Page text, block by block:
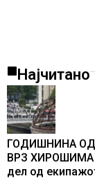
Најчитано
ГОДИШНИНА
ВРЗ ХИРОШИМА
дел од